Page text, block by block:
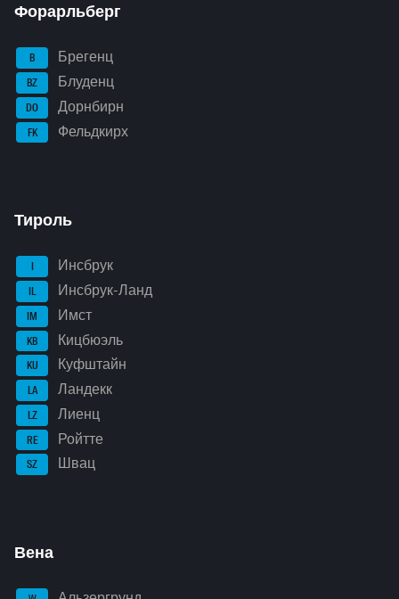
Форарльберг
B Брегенц
BZ Блуденц
DO Дорнбирн
FK Фельдкирх
Тироль
I Инсбрук
IL Инсбрук-Ланд
IM Имст
KB Кицбюэль
KU Куфштайн
LA Ландекк
LZ Лиенц
RE Ройтте
SZ Швац
Вена